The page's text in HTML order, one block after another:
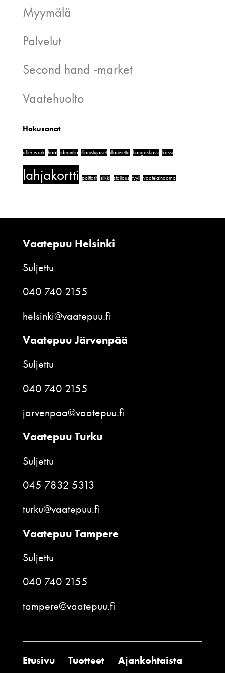
Myymälä
Palvelut
Second hand -market
Vaatehuolto
Hakusanat
after work häät ideointia illanistujaiset illanvietto kangaskassi kassi
lahjakortti polttarit silkki stailaus tyyli vaatelainaamo
Vaatepuu Helsinki
Suljettu
040 740 2155
helsinki@vaatepuu.fi
Vaatepuu Järvenpää
Suljettu
040 740 2155
jarvenpaa@vaatepuu.fi
Vaatepuu Turku
Suljettu
045 7832 5313
turku@vaatepuu.fi
Vaatepuu Tampere
Suljettu
040 740 2155
tampere@vaatepuu.fi
Etusivu Tuotteet Ajankohtaista